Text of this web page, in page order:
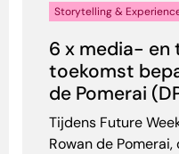
Storytelling &
6 x media- en
toekomst
de Pomerai
Tijdens Future
Rowan de